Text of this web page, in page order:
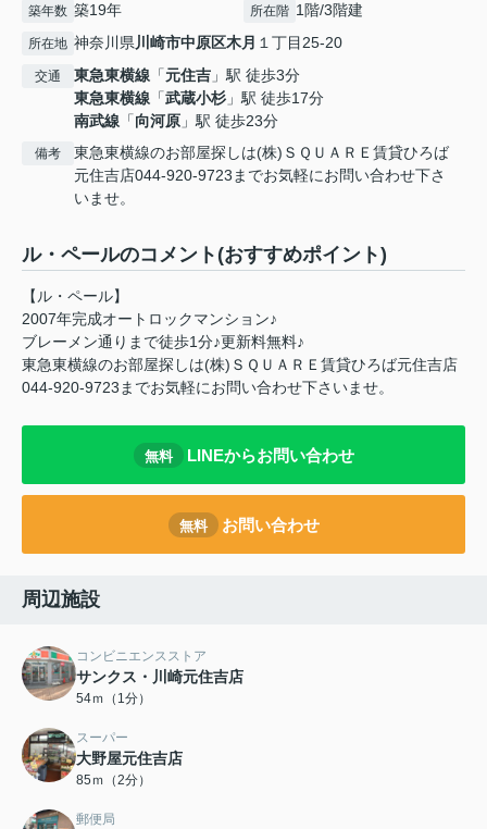
築年数 築19年 所在階 1階/3階建
所在地 神奈川県川崎市中原区木月 １丁目25-20
交通 東急東横線 「元住吉 」駅 徒歩3分
東急東横線 「武蔵小杉 」駅 徒歩17分
南武線 「向河原 」駅 徒歩23分
備考
東急東横線のお部屋探しは(株)ＳＱＵＡＲＥ賃貸ひろば
元住吉店044-920-9723までお気軽にお問い合わせ下さ
いませ。
ル・ペールのコメント(おすすめポイント)
【ル・ペール】
2007年完成オートロックマンション♪
ブレーメン通りまで徒歩1分♪更新料無料♪
東急東横線のお部屋探しは(株)ＳＱＵＡＲＥ賃貸ひろば元住吉店
044-920-9723までお気軽にお問い合わせ下さいませ。
無料 LINEからお問い合わせ
無料 お問い合わせ
周辺施設
コンビニエンスストア
サンクス・川崎元住吉店
54ｍ（1分）
スーパー
大野屋元住吉店
85ｍ（2分）
郵便局